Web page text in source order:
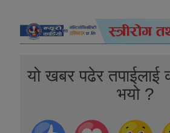
यो खबर पढेर
भयो ?